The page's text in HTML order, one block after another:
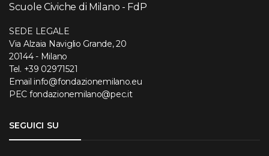
Scuole Civiche di Milano - FdP
SEDE LEGALE
Via Alzaia Naviglio Grande, 20
20144 - Milano
Tel. +39 02971521
Email info@fondazionemilano.eu
PEC fondazionemilano@pec.it
SEGUICI SU